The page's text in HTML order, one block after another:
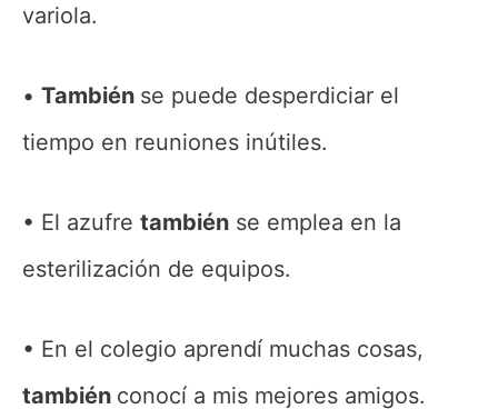
variola.
También se puede desperdiciar el
tiempo en reuniones inútiles.
El azufre también se emplea en la
esterilización de equipos.
En el colegio aprendí muchas cosas,
también conocí a mis mejores amigos.